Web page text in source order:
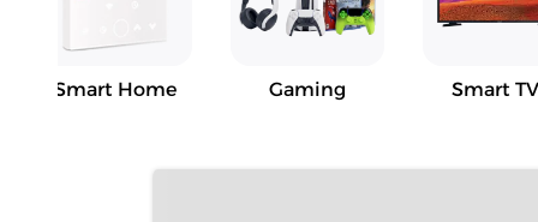
Smart
Gaming
Smart Home